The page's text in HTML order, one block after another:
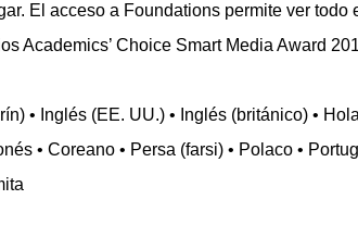
El acceso a Foundations permite ver todo
Academics’ Choice Smart Media Award
• Inglés (EE. UU.) • Inglés (británico) •
• Coreano • Persa (farsi) • Polaco •